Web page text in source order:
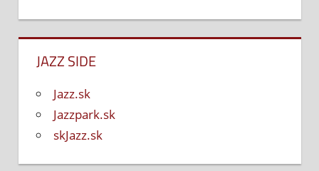
JAZZ SIDE
Jazz.sk
Jazzpark.sk
skJazz.sk